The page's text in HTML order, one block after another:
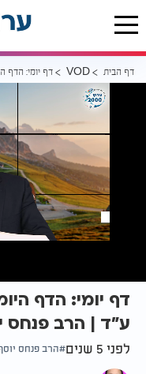
דף הבית VOD דף יומי: הדף
דף יומי: הדף
ע"ד | הרב פנחס
לפני 5 שנים הרב פנחס